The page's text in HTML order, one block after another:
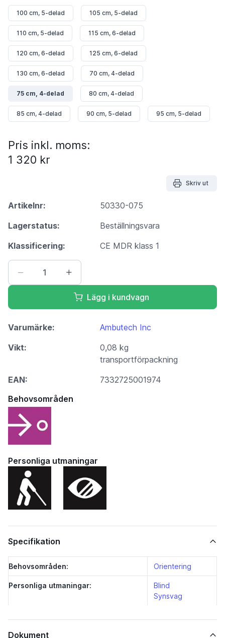
100 cm, 5-delad 105 cm, 5-delad
110 cm, 5-delad 115 cm, 6-delad
120 cm, 6-delad 125 cm, 6-delad
130 cm, 6-delad 70 cm, 4-delad
75 cm, 4-delad 80 cm, 4-delad
85 cm, 4-delad 90 cm, 5-delad 95 cm, 5-delad
Pris inkl. moms:
1 320 kr
Skriv ut
Artikelnr:
50330-075
Lagerstatus:
Beställningsvara
Klassificering:
CE MDR klass 1
Lägg i kundvagn
Varumärke:
Ambutech Inc
Vikt:
0,08 kg
transportförpackning
EAN:
7332725001974
Behovsområden
Personliga utmaningar
Specifikation
Behovsområden: Orientering
Personliga utmaningar:
Blind
Synsvag
Dokument